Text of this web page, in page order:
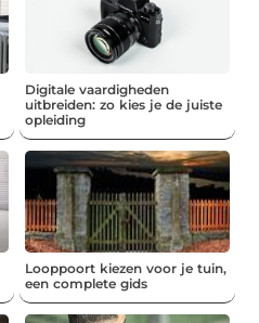
Digitale vaardigheden
uitbreiden: zo kies je de juiste
opleiding
Looppoort kiezen voor je tuin,
een complete gids